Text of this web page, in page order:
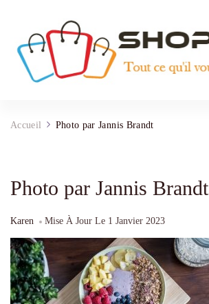
Accueil Photo par Jannis Brandt
Photo par Jannis Brandt
Karen Mise À Jour Le 1 Janvier 2023